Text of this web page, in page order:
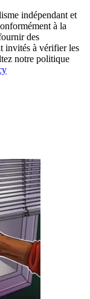
indépendant et
à la
des
invités à vérifier les
notre politique